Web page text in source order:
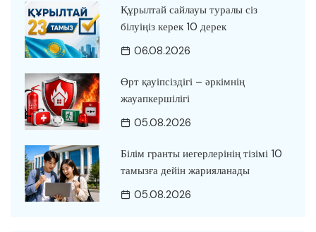
Құрылтай сайлауы туралы сіз
білуіңіз керек 10 дерек
06.08.2026
Өрт қауіпсіздігі – әркімнің
жауапкершілігі
05.08.2026
Білім гранты иегерлерінің тізімі 10
тамызға дейін жарияланады
05.08.2026